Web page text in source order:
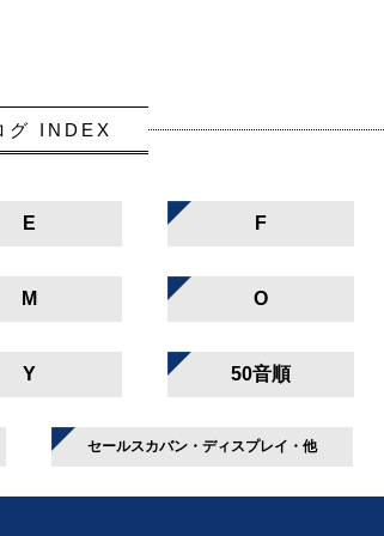
グ INDEX
E F
M O
Y 50音順
セールスカバン・ディスプレイ・他